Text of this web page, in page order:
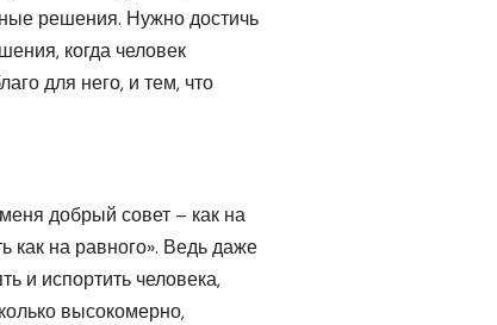
решения. Нужно достичь
когда человек
для него, и тем, что
добрый совет – как на
как на равного». Ведь даже
и испортить человека,
высокомерно,